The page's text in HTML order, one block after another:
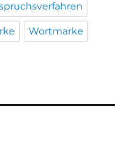
Wortmarke